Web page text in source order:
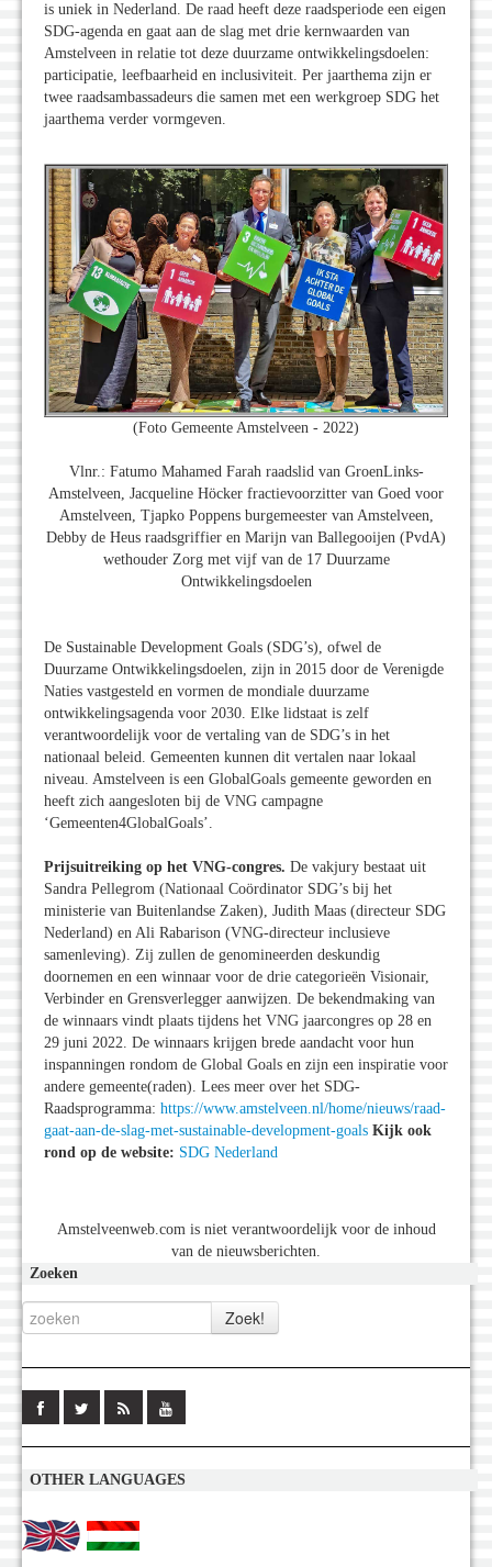
is uniek in Nederland. De raad heeft deze raadsperiode een eigen
SDG-agenda en gaat aan de slag met drie kernwaarden van
Amstelveen in relatie tot deze duurzame ontwikkelingsdoelen:
participatie, leefbaarheid en inclusiviteit. Per jaarthema zijn er
twee raadsambassadeurs die samen met een werkgroep SDG het
jaarthema verder vormgeven.
(Foto Gemeente Amstelveen - 2022)
Vlnr.: Fatumo Mahamed Farah raadslid van GroenLinks-
Amstelveen, Jacqueline Höcker fractievoorzitter van Goed voor
Amstelveen, Tjapko Poppens burgemeester van Amstelveen,
Debby de Heus raadsgriffier en Marijn van Ballegooijen (PvdA)
wethouder Zorg met vijf van de 17 Duurzame
Ontwikkelingsdoelen
De Sustainable Development Goals (SDG’s), ofwel de
Duurzame Ontwikkelingsdoelen, zijn in 2015 door de Verenigde
Naties vastgesteld en vormen de mondiale duurzame
ontwikkelingsagenda voor 2030. Elke lidstaat is zelf
verantwoordelijk voor de vertaling van de SDG’s in het
nationaal beleid. Gemeenten kunnen dit vertalen naar lokaal
niveau. Amstelveen is een GlobalGoals gemeente geworden en
heeft zich aangesloten bij de VNG campagne
‘Gemeenten4GlobalGoals’.
Prijsuitreiking op het VNG-congres. De vakjury bestaat uit
Sandra Pellegrom (Nationaal Coördinator SDG’s bij het
ministerie van Buitenlandse Zaken), Judith Maas (directeur SDG
Nederland) en Ali Rabarison (VNG-directeur inclusieve
samenleving). Zij zullen de genomineerden deskundig
doornemen en een winnaar voor de drie categorieën Visionair,
Verbinder en Grensverlegger aanwijzen. De bekendmaking van
de winnaars vindt plaats tijdens het VNG jaarcongres op 28 en
29 juni 2022. De winnaars krijgen brede aandacht voor hun
inspanningen rondom de Global Goals en zijn een inspiratie voor
andere gemeente(raden). Lees meer over het SDG-
Raadsprogramma: https://www.amstelveen.nl/home/nieuws/raad-
gaat-aan-de-slag-met-sustainable-development-goals Kijk ook
rond op de website: SDG Nederland
Amstelveenweb.com is niet verantwoordelijk voor de inhoud
van de nieuwsberichten.
Zoeken
OTHER LANGUAGES